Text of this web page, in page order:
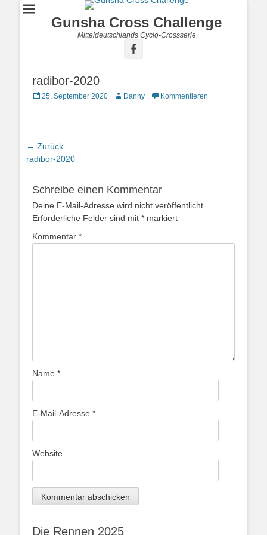
Gunsha Cross Challenge
Mitteldeutschlands Cyclo-Crossserie
radibor-2020
25. September 2020 Danny Kommentieren
← Zurück
Vorhergehender
radibor-2020
Schreibe einen Kommentar
Deine E-Mail-Adresse wird nicht veröffentlicht.
Erforderliche Felder sind mit * markiert
Kommentar *
Name *
E-Mail-Adresse *
Website
Die Rennen 2025